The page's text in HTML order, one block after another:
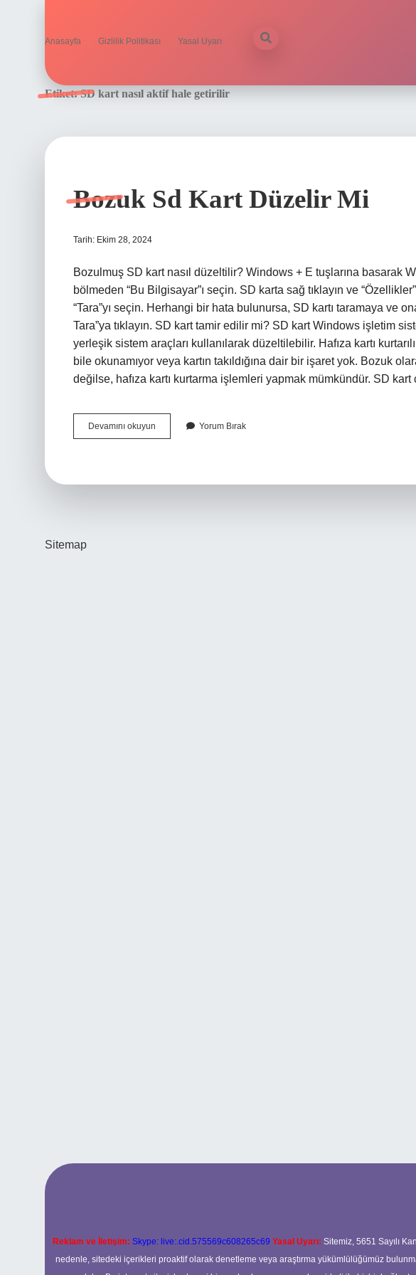
Anasayfa Gizlilik Politikası Yasal Uyarı
Etiket:SD kart nasıl aktif hale getirilir
Bozuk Sd Kart Düzelir Mi
Tarih: Ekim 28, 2024
Bozulmuş SD kart nasıl düzeltilir? Windows + E tuşlarına basarak
bölmeden “Bu Bilgisayar”ı seçin. SD karta sağ tıklayın ve
“Tara”yı seçin. Herhangi bir hata bulunursa, SD kartı taramaya ve
Tara”ya tıklayın. SD kart tamir edilir mi? SD kart Windows işletim
yerleşik sistem araçları kullanılarak düzeltilebilir. Hafıza kartı
bile okunamıyor veya kartın takıldığına dair bir işaret yok. Bozuk
değilse, hafıza kartı kurtarma işlemleri yapmak mümkündür. SD kart
Devamını okuyun
Sd
Yorum Bırak
Sitemap
Reklam ve İletişim: Skype: live:.cid.575569c608265c69 Yasal Uyarı: Sitemiz, 5651 Sayılı
nedenle, sitedeki içerikleri proaktif olarak denetleme veya araştırma yükümlülüğümüz